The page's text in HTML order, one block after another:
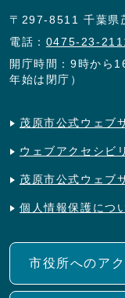
〒297-8511 千葉県
電話： 0475-23-
開庁時間：9時から
年始は閉庁）
茂原市公式ウェブ
ウェブアクセシビ
茂原市公式ウェブ
個人情報保護につ
市役所へのア